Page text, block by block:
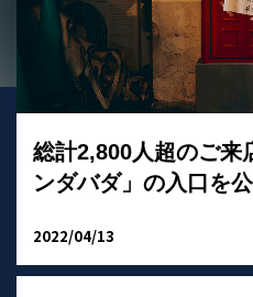
総計2,800人超のご来
ンダバダ」の入口を
2022/04/13